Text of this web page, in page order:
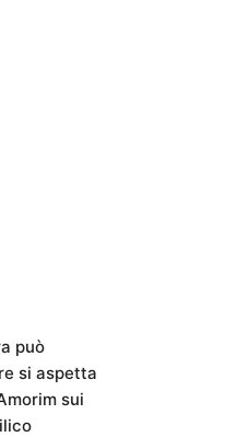
può
si aspetta
sui